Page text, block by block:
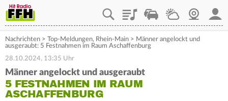
PlaylistStaupilotWetterWebcam
Nachrichten > Top-Meldungen, Rhein-Main > Männer angelockt und
ausgeraubt: 5 Festnahmen im Raum Aschaffenburg
28.10.2024, 13:35 Uhr
Männer angelockt und ausgeraubt
5 FESTNAHMEN IM RAUM
ASCHAFFENBURG